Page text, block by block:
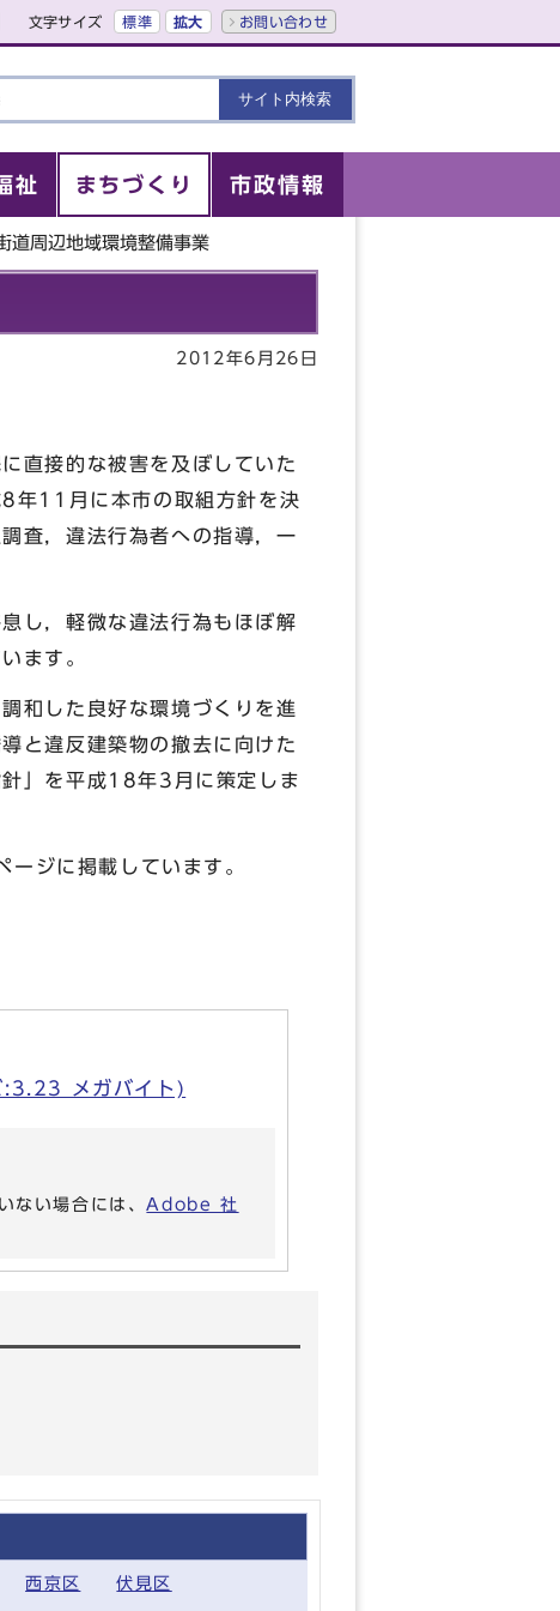
文字サイズ 標準 拡大 お問い合わせ
祉 まちづくり 市政情報
道周辺地域環境整備事業
2012年6月26日
直接的な被害を及ぼしていた
年11月に本市の取組方針を決
査，違法行為者への指導，一
し，軽微な違法行為もほぼ解
ます。
和した良好な環境づくりを進
と違反建築物の撤去に向けた
」を平成18年3月に策定しま
ージに掲載しています。
:3.23 メガバイト)
ない場合には、Adobe 社
西京区 伏見区